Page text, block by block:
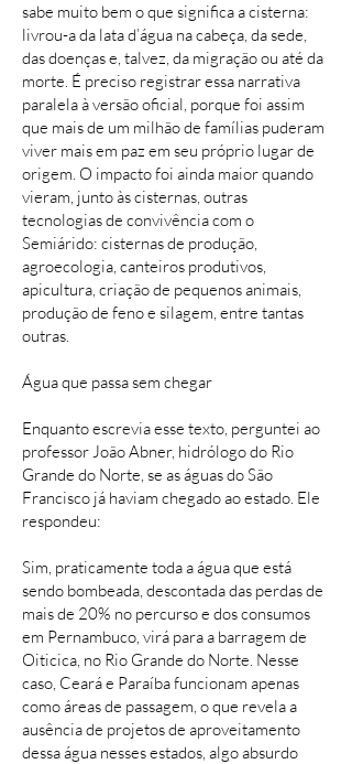
sabe muito bem o que significa a cisterna:
livrou-a da lata d’água na cabeça, da sede,
das doenças e, talvez, da migração ou até da
morte. É preciso registrar essa narrativa
paralela à versão oficial, porque foi assim
que mais de um milhão de famílias puderam
viver mais em paz em seu próprio lugar de
origem. O impacto foi ainda maior quando
vieram, junto às cisternas, outras
tecnologias de convivência com o
Semiárido: cisternas de produção,
agroecologia, canteiros produtivos,
apicultura, criação de pequenos animais,
produção de feno e silagem, entre tantas
outras.
Água que passa sem chegar
Enquanto escrevia esse texto, perguntei ao
professor João Abner, hidrólogo do Rio
Grande do Norte, se as águas do São
Francisco já haviam chegado ao estado. Ele
respondeu:
Sim, praticamente toda a água que está
sendo bombeada, descontada das perdas de
mais de 20% no percurso e dos consumos
em Pernambuco, virá para a barragem de
Oiticica, no Rio Grande do Norte. Nesse
caso, Ceará e Paraíba funcionam apenas
como áreas de passagem, o que revela a
ausência de projetos de aproveitamento
dessa água nesses estados, algo absurdo